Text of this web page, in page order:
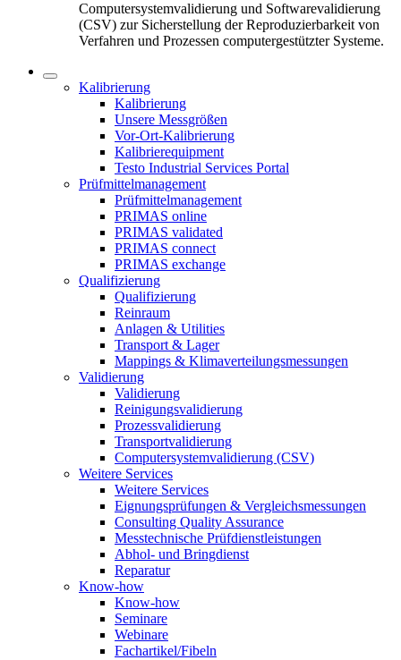
Computersystemvalidierung und Softwarevalidierung
(CSV) zur Sicherstellung der Reproduzierbarkeit von
Verfahren und Prozessen computergestützter Systeme.
Kalibrierung
Kalibrierung
Unsere Messgrößen
Vor-Ort-Kalibrierung
Kalibrierequipment
Testo Industrial Services Portal
Prüfmittelmanagement
Prüfmittelmanagement
PRIMAS online
PRIMAS validated
PRIMAS connect
PRIMAS exchange
Qualifizierung
Qualifizierung
Reinraum
Anlagen & Utilities
Transport & Lager
Mappings & Klimaverteilungsmessungen
Validierung
Validierung
Reinigungsvalidierung
Prozessvalidierung
Transportvalidierung
Computersystemvalidierung (CSV)
Weitere Services
Weitere Services
Eignungsprüfungen & Vergleichsmessungen
Consulting Quality Assurance
Messtechnische Prüfdienstleistungen
Abhol- und Bringdienst
Reparatur
Know-how
Know-how
Seminare
Webinare
Fachartikel/Fibeln